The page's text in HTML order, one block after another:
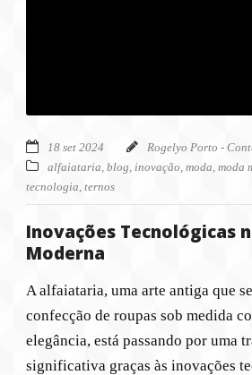
18 set 2024
Rogelyo Porto -
alfaiataria blog inovação moda moda
tecnologia ternos
Inovações Tecnológicas
Moderna
A alfaiataria, uma arte antiga que
confecção de roupas sob medida
elegância, está passando por uma
significativa graças às inovações